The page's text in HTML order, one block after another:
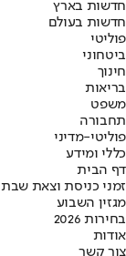
חדשות בארץ
חדשות בעולם
פוליטי
ביטחוני
חינוך
בריאות
משפט
תחבורה
פוליטי-מדיני
כללי ומידע
דף הבית
זמני כניסת וצאת שבת
מגזין השבוע
בחירות 2026
אודות
צור קשר